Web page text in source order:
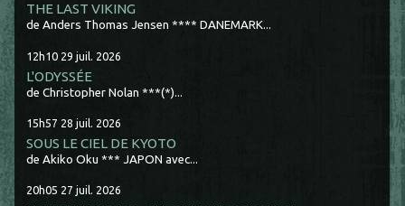
THE LAST VIKING
de Anders Thomas Jensen **** DANEMARK...
12h10 29 juil. 2026
L'ODYSSÉE
de Christopher Nolan ***(*)...
15h57 28 juil. 2026
SOUS LE CIEL DE KYOTO
de Akiko Oku *** JAPON avec...
20h05 27 juil. 2026